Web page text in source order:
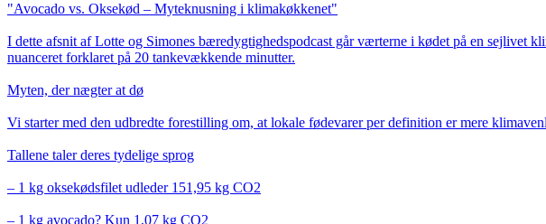
"Avocado vs. Oksekød – Myteknusning i klimakøkkenet"
I dette afsnit af Lotte og Simones bæredygtighedspodcast går værterne i kødet på en sejlivet
nuanceret forklaret på 20 tankevækkende minutter.
Myten, der nægter at dø
Vi starter med den udbredte forestilling om, at lokale fødevarer per definition er mere
Tallene taler deres tydelige sprog
– 1 kg oksekødsfilet udleder 151,95 kg CO2
– 1 kg avocado? Kun 1,07 kg CO2